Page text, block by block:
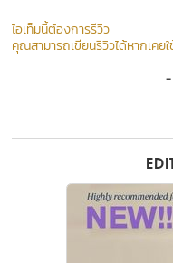
ไอเท็มนี้ต้องการรีวิว
คุณสามารถเขียนรีวิวได้หากเคยใ
-